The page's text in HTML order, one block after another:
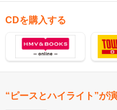
CDを購入する
“ピースとハイライト”が